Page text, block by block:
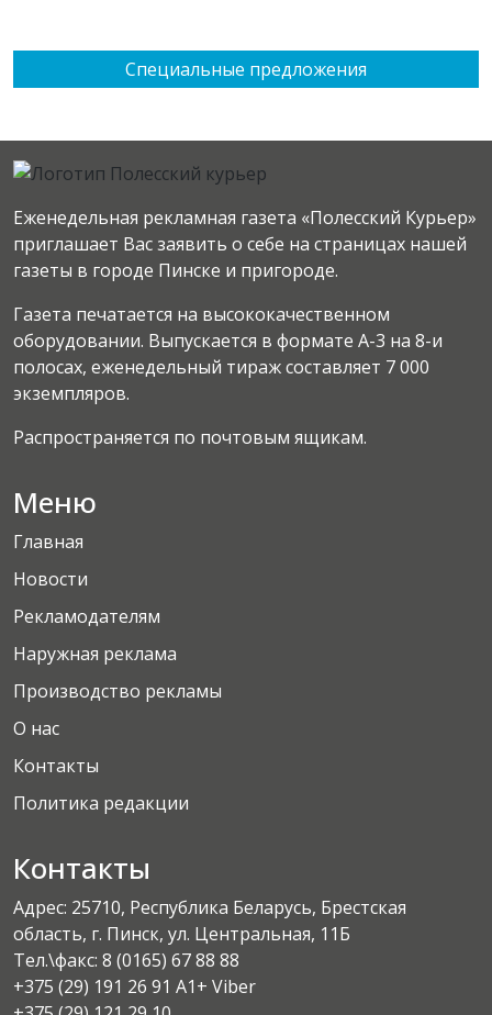
Специальные предложения
Еженедельная рекламная газета «Полесский Курьер»
приглашает Вас заявить о себе на страницах нашей
газеты в городе Пинске и пригороде.
Газета печатается на высококачественном
оборудовании. Выпускается в формате А-3 на 8-и
полосах, еженедельный тираж составляет 7 000
экземпляров.
Распространяется по почтовым ящикам.
Меню
Главная
Новости
Рекламодателям
Наружная реклама
Производство рекламы
О нас
Контакты
Политика редакции
Контакты
Адрес: 25710, Республика Беларусь, Брестская
область, г. Пинск, ул. Центральная, 11Б
Тел.\факс: 8 (0165) 67 88 88
+375 (29) 191 26 91 A1+ Viber